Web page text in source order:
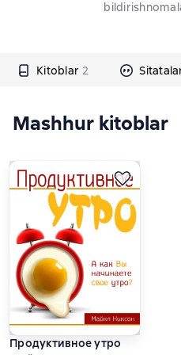
Kitoblar 2
Mashhur kitoblar
Продуктивное утро